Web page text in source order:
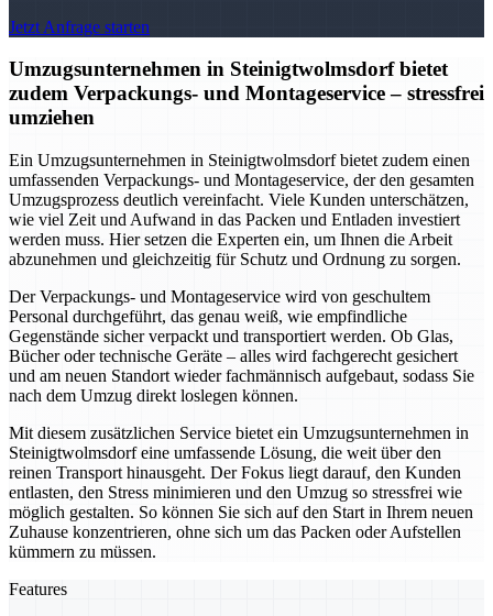
Jetzt Anfrage starten
Umzugsunternehmen in Steinigtwolmsdorf bietet
zudem Verpackungs- und Montageservice – stressfrei
umziehen
Ein Umzugsunternehmen in Steinigtwolmsdorf bietet zudem einen
umfassenden Verpackungs- und Montageservice, der den gesamten
Umzugsprozess deutlich vereinfacht. Viele Kunden unterschätzen,
wie viel Zeit und Aufwand in das Packen und Entladen investiert
werden muss. Hier setzen die Experten ein, um Ihnen die Arbeit
abzunehmen und gleichzeitig für Schutz und Ordnung zu sorgen.
Der Verpackungs- und Montageservice wird von geschultem
Personal durchgeführt, das genau weiß, wie empfindliche
Gegenstände sicher verpackt und transportiert werden. Ob Glas,
Bücher oder technische Geräte – alles wird fachgerecht gesichert
und am neuen Standort wieder fachmännisch aufgebaut, sodass Sie
nach dem Umzug direkt loslegen können.
Mit diesem zusätzlichen Service bietet ein Umzugsunternehmen in
Steinigtwolmsdorf eine umfassende Lösung, die weit über den
reinen Transport hinausgeht. Der Fokus liegt darauf, den Kunden
entlasten, den Stress minimieren und den Umzug so stressfrei wie
möglich gestalten. So können Sie sich auf den Start in Ihrem neuen
Zuhause konzentrieren, ohne sich um das Packen oder Aufstellen
kümmern zu müssen.
Features